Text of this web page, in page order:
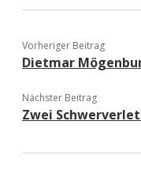
Vorheriger Beitrag
Dietmar
Nächster Beitrag
Zwei